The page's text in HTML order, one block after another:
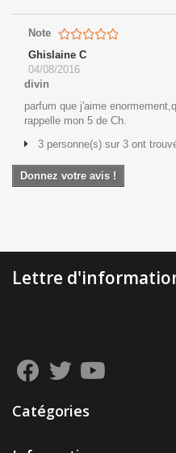
Note
Ghislaine C
04/08/2016
divin
parfum que j'aime
rappelle mon 5 de Ch.
3 personne(s) sur 3 ont
Donnez votre avis !
Lettre
Catégories